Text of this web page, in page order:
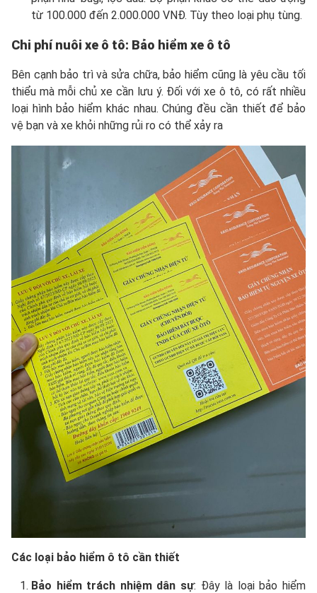
từ 100.000 đến 2.000.000 VNĐ. Tùy theo loại phụ tùng.
Chi phí nuôi xe ô tô: Bảo hiểm xe ô tô
Bên cạnh bảo trì và sửa chữa, bảo hiểm cũng là yêu cầu tối
thiểu mà mỗi chủ xe cần lưu ý. Đối với xe ô tô, có rất nhiều
loại hình bảo hiểm khác nhau. Chúng đều cần thiết để bảo
vệ bạn và xe khỏi những rủi ro có thể xảy ra
Các loại bảo hiểm ô tô cần thiết
Bảo hiểm trách nhiệm dân sự: Đây là loại bảo hiểm